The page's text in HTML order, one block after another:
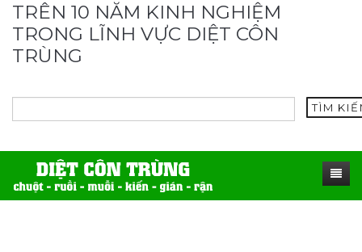
TRÊN 10 NĂM KINH NGHIỆM
TRONG LĨNH VỰC DIỆT CÔN
TRÙNG
TÌM